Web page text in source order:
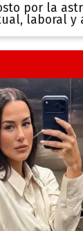
por la
laboral y